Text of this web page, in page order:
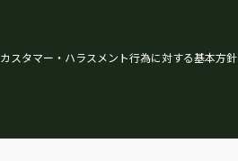
カスタマー・ハラスメント行為に対する基本方針